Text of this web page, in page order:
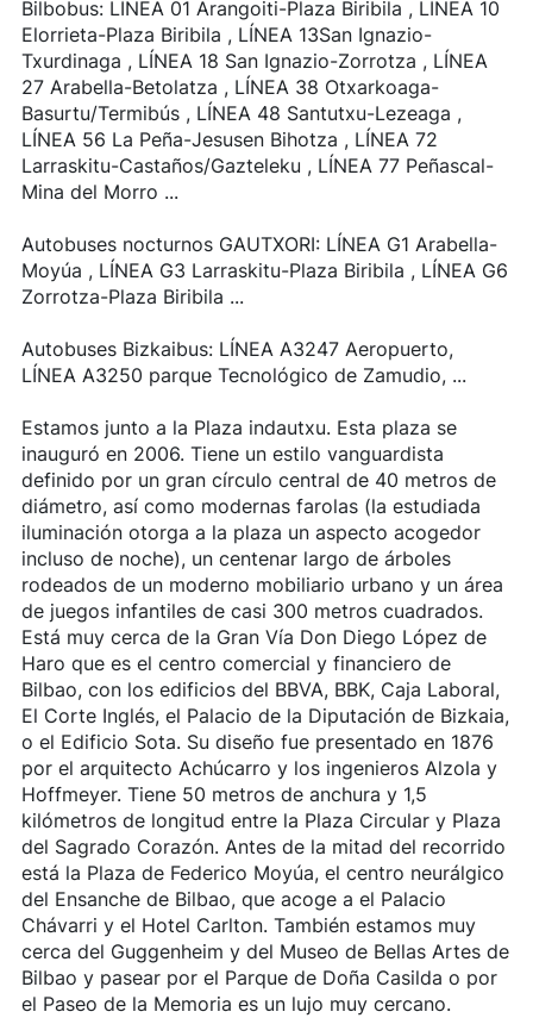
Bilbobus: LÍNEA 01 Arangoiti-Plaza Biribila , LÍNEA 10
Elorrieta-Plaza Biribila , LÍNEA 13San Ignazio-
Txurdinaga , LÍNEA 18 San Ignazio-Zorrotza , LÍNEA
27 Arabella-Betolatza , LÍNEA 38 Otxarkoaga-
Basurtu/Termibús , LÍNEA 48 Santutxu-Lezeaga ,
LÍNEA 56 La Peña-Jesusen Bihotza , LÍNEA 72
Larraskitu-Castaños/Gazteleku , LÍNEA 77 Peñascal-
Mina del Morro ...
Autobuses nocturnos GAUTXORI: LÍNEA G1 Arabella-
Moyúa , LÍNEA G3 Larraskitu-Plaza Biribila , LÍNEA G6
Zorrotza-Plaza Biribila ...
Autobuses Bizkaibus: LÍNEA A3247 Aeropuerto,
LÍNEA A3250 parque Tecnológico de Zamudio, ...
Estamos junto a la Plaza indautxu. Esta plaza se
inauguró en 2006. Tiene un estilo vanguardista
definido por un gran círculo central de 40 metros de
diámetro, así como modernas farolas (la estudiada
iluminación otorga a la plaza un aspecto acogedor
incluso de noche), un centenar largo de árboles
rodeados de un moderno mobiliario urbano y un área
de juegos infantiles de casi 300 metros cuadrados.
Está muy cerca de la Gran Vía Don Diego López de
Haro que es el centro comercial y financiero de
Bilbao, con los edificios del BBVA, BBK, Caja Laboral,
El Corte Inglés, el Palacio de la Diputación de Bizkaia,
o el Edificio Sota. Su diseño fue presentado en 1876
por el arquitecto Achúcarro y los ingenieros Alzola y
Hoffmeyer. Tiene 50 metros de anchura y 1,5
kilómetros de longitud entre la Plaza Circular y Plaza
del Sagrado Corazón. Antes de la mitad del recorrido
está la Plaza de Federico Moyúa, el centro neurálgico
del Ensanche de Bilbao, que acoge a el Palacio
Chávarri y el Hotel Carlton. También estamos muy
cerca del Guggenheim y del Museo de Bellas Artes de
Bilbao y pasear por el Parque de Doña Casilda o por
el Paseo de la Memoria es un lujo muy cercano.